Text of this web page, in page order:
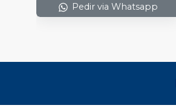
Pedir via Whatsapp